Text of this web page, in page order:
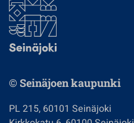
© Seinäjoen kaupunki
PL 215, 60101 Seinäjoki